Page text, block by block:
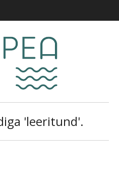
'leeritund'.